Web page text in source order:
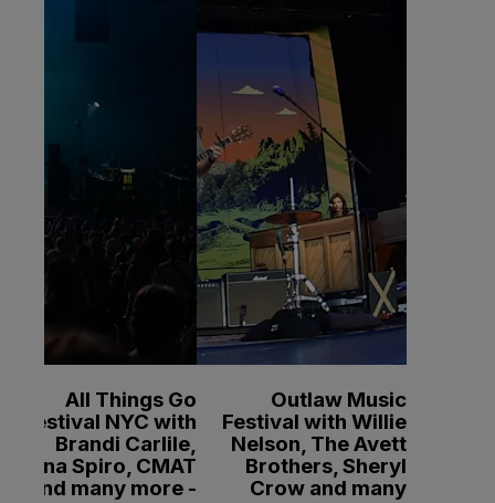
Outlaw Music
Festival with Willie
Nelson, The Avett
Brothers, Sheryl
Crow and many
All Things Go
Festival NYC with
Brandi Carlile,
Sienna Spiro, CMAT
and many more -